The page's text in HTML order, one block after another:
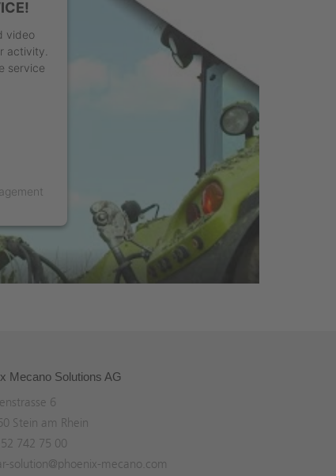
video
activity.
service
Mecano Solutions AG
6
Stein am Rhein
742 75 00
solution@phoenix-mecano.com